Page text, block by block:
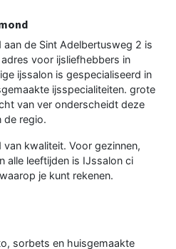
de Sint Adelbertusweg 2 is
voor ijsliefhebbers in
ijssalon is gespecialiseerd in
ijsspecialiteiten. grote
van ver onderscheidt deze
de regio.
kwaliteit. Voor gezinnen,
alle leeftijden is IJssalon ci
je kunt rekenen.
sorbets en huisgemaakte